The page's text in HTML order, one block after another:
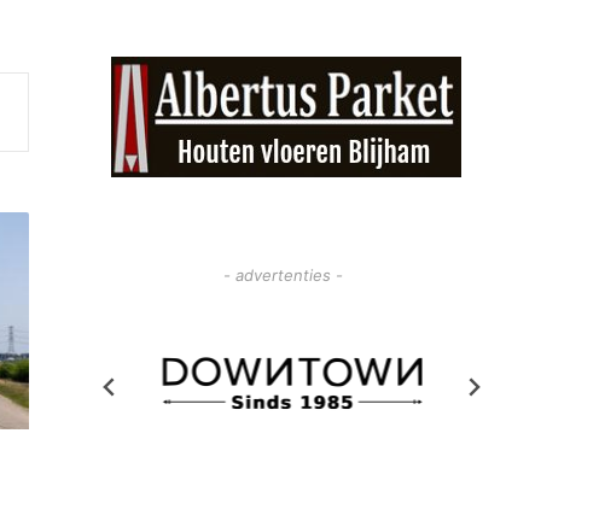
- advertenties -